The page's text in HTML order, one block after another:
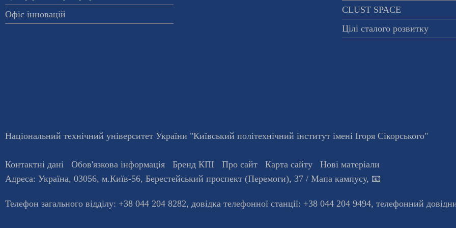
Офіс інновацій
CLUST SPACE
Цілі сталого розвитку
Національний технічний університет України "Київський політехнічний інститут імені Ігоря Сікорського"
Контактні дані Обов'язкова інформація Бренд КПІ Про сайт Карта сайту
Нові матеріали
Адреса: Україна, 03056, м.Київ-56, Берестейський проспект (Перемоги), 37 / Мапа кампусу, 📧
Телефон загального відділу: +38 044 204 8282, довiдка телефонної станцiї: +38 044 204 9494, телефонний